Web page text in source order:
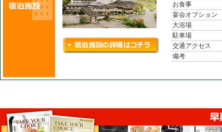
お食事
宴会オプション
大浴場
駐車場
交通アクセス
備考